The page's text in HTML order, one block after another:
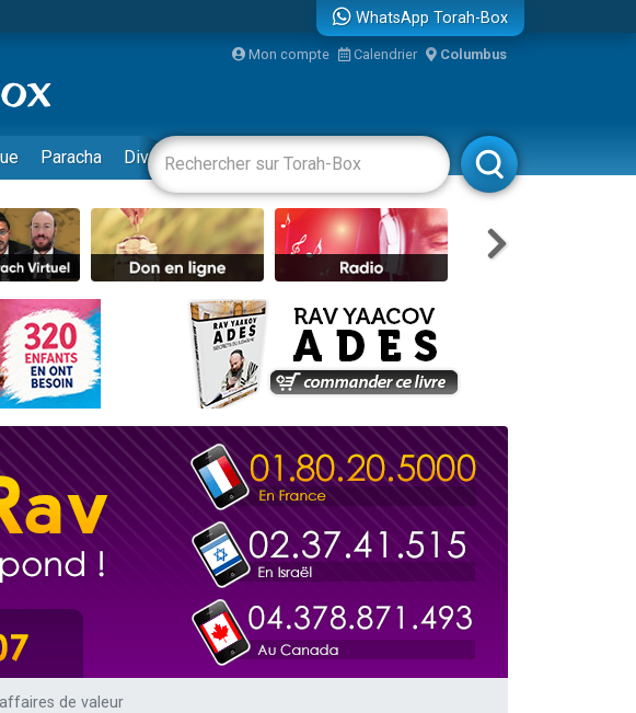
appartement insalubre
Orphelins
Pour les Enfants
WhatsApp Torah-Box
Mon compte Calendrier Columbus
Paracha Divertissements Livres Rabbanim
de valeur